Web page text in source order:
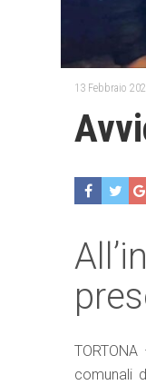
13 Febbraio
comunali